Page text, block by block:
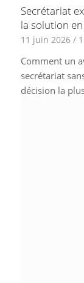
Secrétariat
la solution
11 juin 2026 /
Comment un
secrétariat
décision la